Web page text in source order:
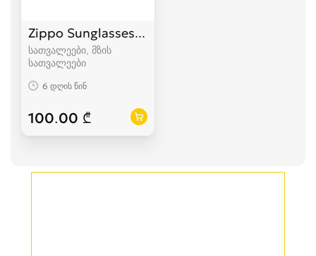
Zippo Sunglasses UV-400
სათვალეები, მზის
სათვალეები
6 დღის წინ
100.00 ₾